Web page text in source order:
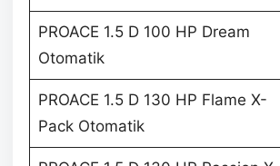
PROACE 1.5 D 100 HP Dream
Otomatik
PROACE 1.5 D 130 HP Flame X-
Pack Otomatik